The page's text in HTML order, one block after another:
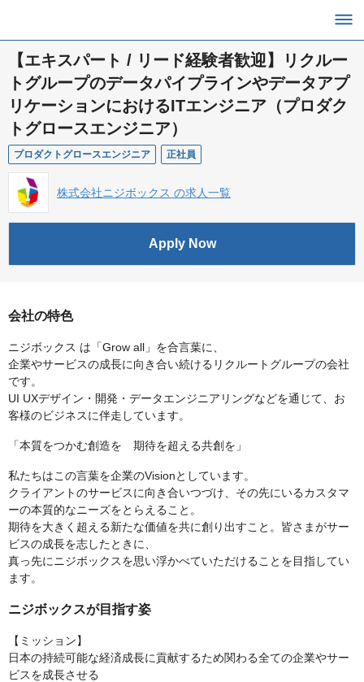
【エキスパート / リード経験者歓迎】リクルー
トグループのデータパイプラインやデータアプ
リケーションにおけるITエンジニア（プロダク
トグロースエンジニア）
プロダクトグロースエンジニア 正社員
株式会社ニジボックス の求人一覧
Apply Now
会社の特色
ニジボックス は「Grow all」を合言葉に、
企業やサービスの成長に向き合い続けるリクルートグループの会社
です。
UI UXデザイン・開発・データエンジニアリングなどを通じて、お
客様のビジネスに伴走しています。
「本質をつかむ創造を 期待を超える共創を」
私たちはこの言葉を企業のVisionとしています。
クライアントのサービスに向き合いつづけ、その先にいるカスタマ
ーの本質的なニーズをとらえること。
期待を大きく超える新たな価値を共に創り出すこと。皆さまがサー
ビスの成長を志したときに、
真っ先にニジボックスを思い浮かべていただけることを目指してい
ます。
ニジボックスが目指す姿
【ミッション】
⽇本の持続可能な経済成⻑に貢献するため関わる全ての企業やサー
ビスを成⻑させる